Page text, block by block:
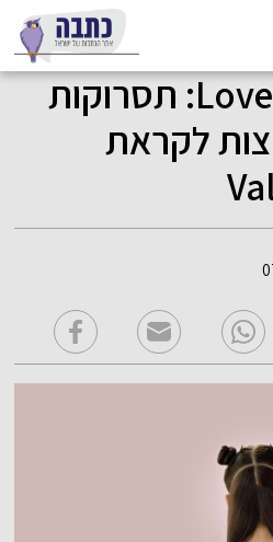
Love is in the hair: תסרוקות
לקראת